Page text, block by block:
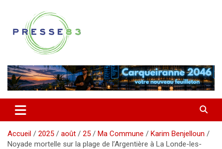
contenu
Presse 83
Accueil 2025 août 25 Ma Commune
Karim Benjelloun
Noyade mortelle sur la plage de l’Argentière à La Londe-les-